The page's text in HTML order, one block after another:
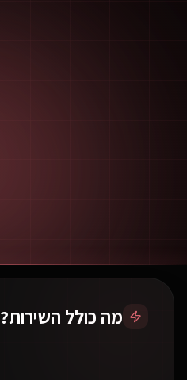
מה כולל השירות?